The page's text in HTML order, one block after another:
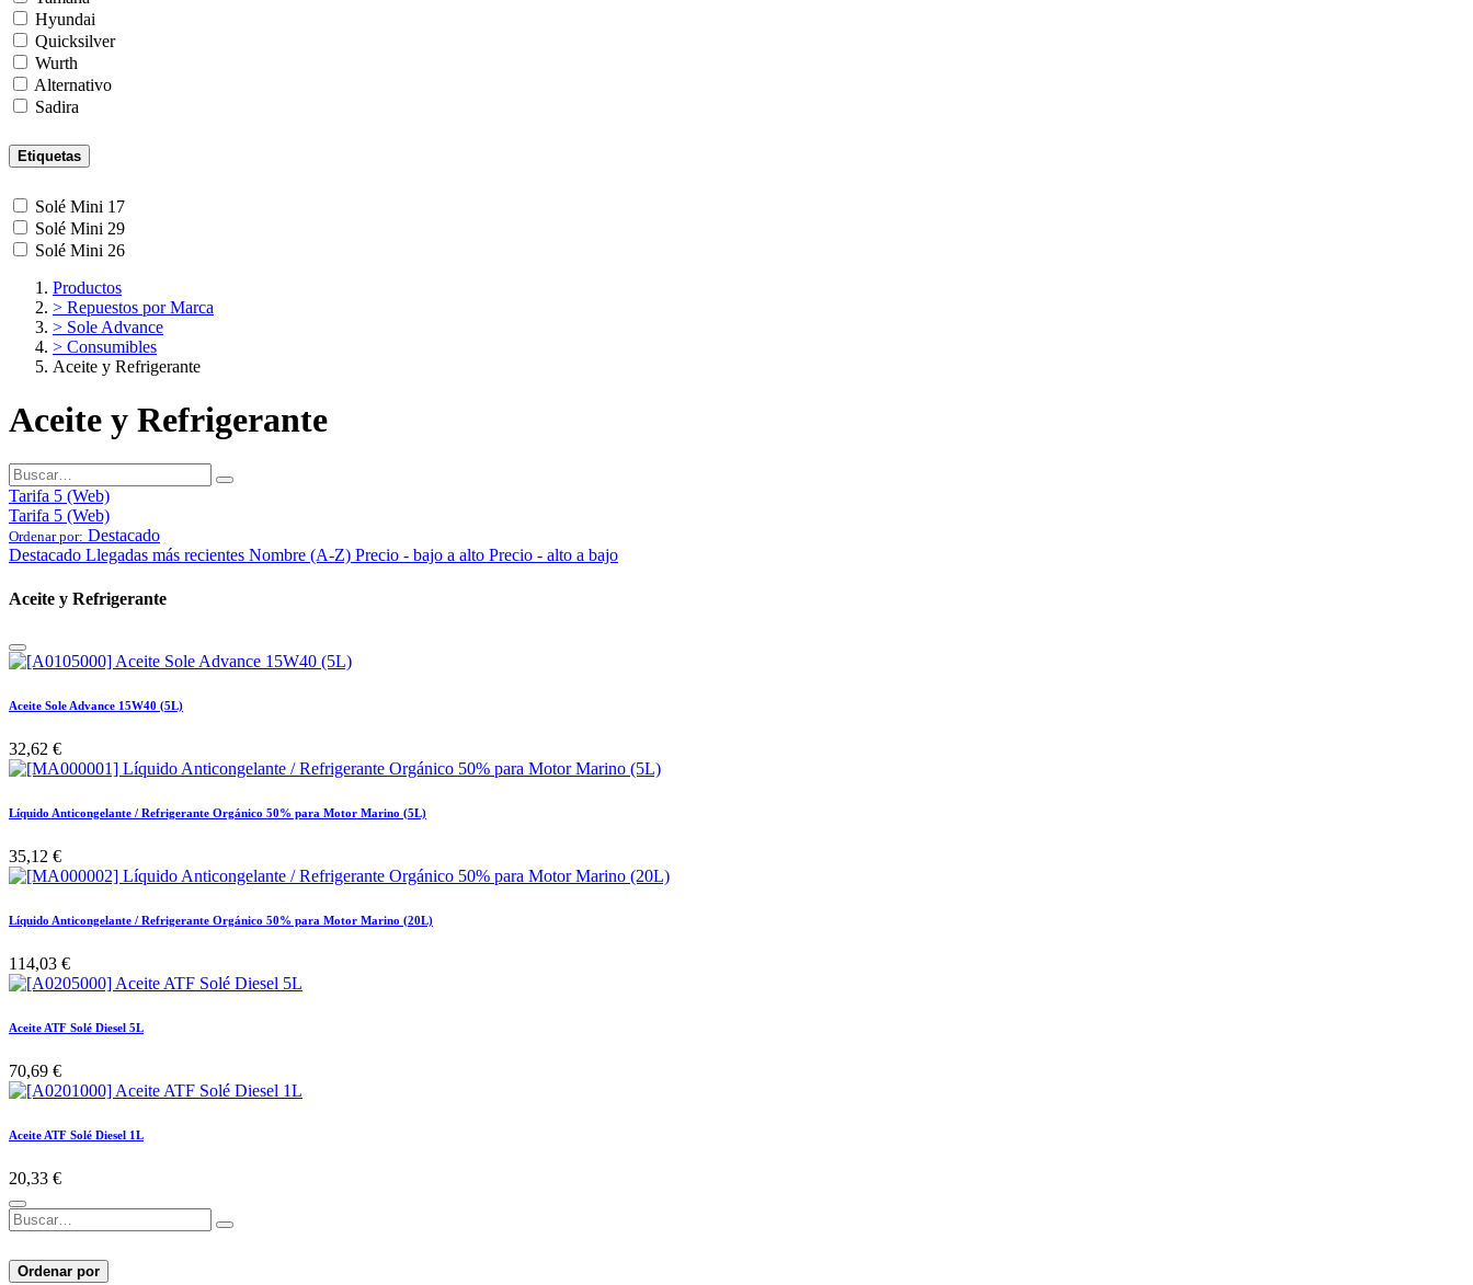
Hyundai
Quicksilver
Wurth
Alternativo
Sadira
Etiquetas
Solé Mini 17
Solé Mini 29
Solé Mini 26
Productos
> Repuestos por Marca
> Sole Advance
> Consumibles
Aceite y Refrigerante
Aceite y Refrigerante
Tarifa 5 (Web)
Tarifa 5 (Web)
Ordenar por: Destacado
Destacado Llegadas más recientes Nombre (A-Z) Precio - bajo a alto Precio - alto a bajo
Aceite y Refrigerante
Aceite Sole Advance 15W40 (5L)
32,62 €
Líquido Anticongelante / Refrigerante Orgánico 50% para Motor Marino (5L)
35,12 €
Líquido Anticongelante / Refrigerante Orgánico 50% para Motor Marino (20L)
114,03 €
Aceite ATF Solé Diesel 5L
70,69 €
Aceite ATF Solé Diesel 1L
20,33 €
Ordenar por